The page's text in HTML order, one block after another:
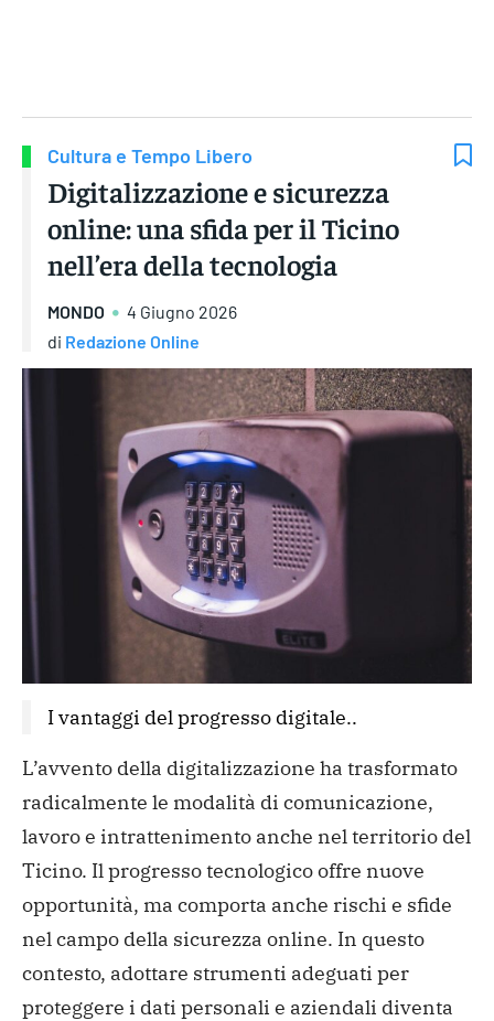
Cultura e Tempo Libero
Digitalizzazione e sicurezza
online: una sfida per il Ticino
nell’era della tecnologia
MONDO
4 Giugno 2026
di Redazione Online
I vantaggi del progresso digitale..
L’avvento della digitalizzazione ha trasformato
radicalmente le modalità di comunicazione,
lavoro e intrattenimento anche nel territorio del
Ticino. Il progresso tecnologico offre nuove
opportunità, ma comporta anche rischi e sfide
nel campo della sicurezza online. In questo
contesto, adottare strumenti adeguati per
proteggere i dati personali e aziendali diventa